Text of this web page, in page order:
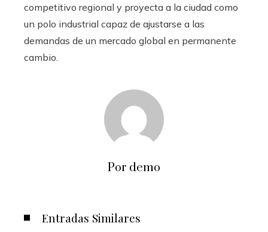
competitivo regional y proyecta a la ciudad como
un polo industrial capaz de ajustarse a las
demandas de un mercado global en permanente
cambio.
Por demo
Entradas Similares